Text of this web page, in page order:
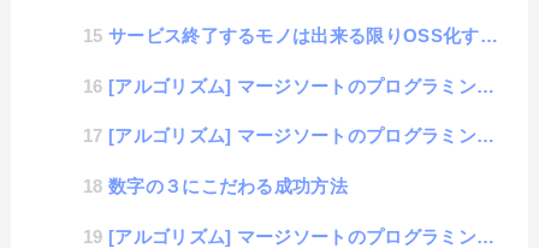
サービス終了するモノは出来る限りOSS化するべき
[アルゴリズム] マージソートのプログラミング（Shell編）
[アルゴリズム] マージソートのプログラミング（Python編）
数字の３にこだわる成功方法
[アルゴリズム] マージソートのプログラミング（PHP編）